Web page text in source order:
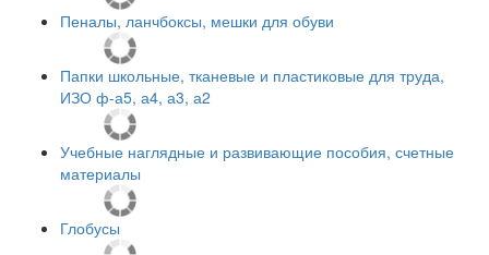
Пеналы, ланчбоксы, мешки для обуви
Папки школьные, тканевые и пластиковые для труда,
ИЗО ф-а5, а4, а3, а2
Учебные наглядные и развивающие пособия, счетные
материалы
Глобусы